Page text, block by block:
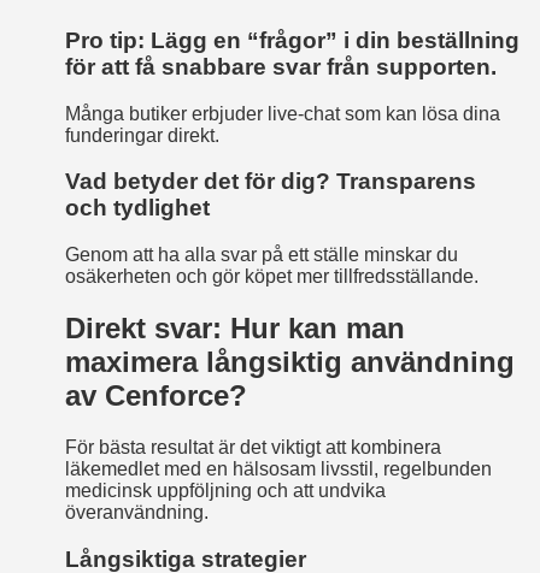
Pro tip: Lägg en “frågor” i din beställning
för att få snabbare svar från supporten.
Många butiker erbjuder live‑chat som kan lösa dina
funderingar direkt.
Vad betyder det för dig? Transparens
och tydlighet
Genom att ha alla svar på ett ställe minskar du
osäkerheten och gör köpet mer tillfredsställande.
Direkt svar: Hur kan man
maximera långsiktig användning
av Cenforce?
För bästa resultat är det viktigt att kombinera
läkemedlet med en hälsosam livsstil, regelbunden
medicinsk uppföljning och att undvika
överanvändning.
Långsiktiga strategier